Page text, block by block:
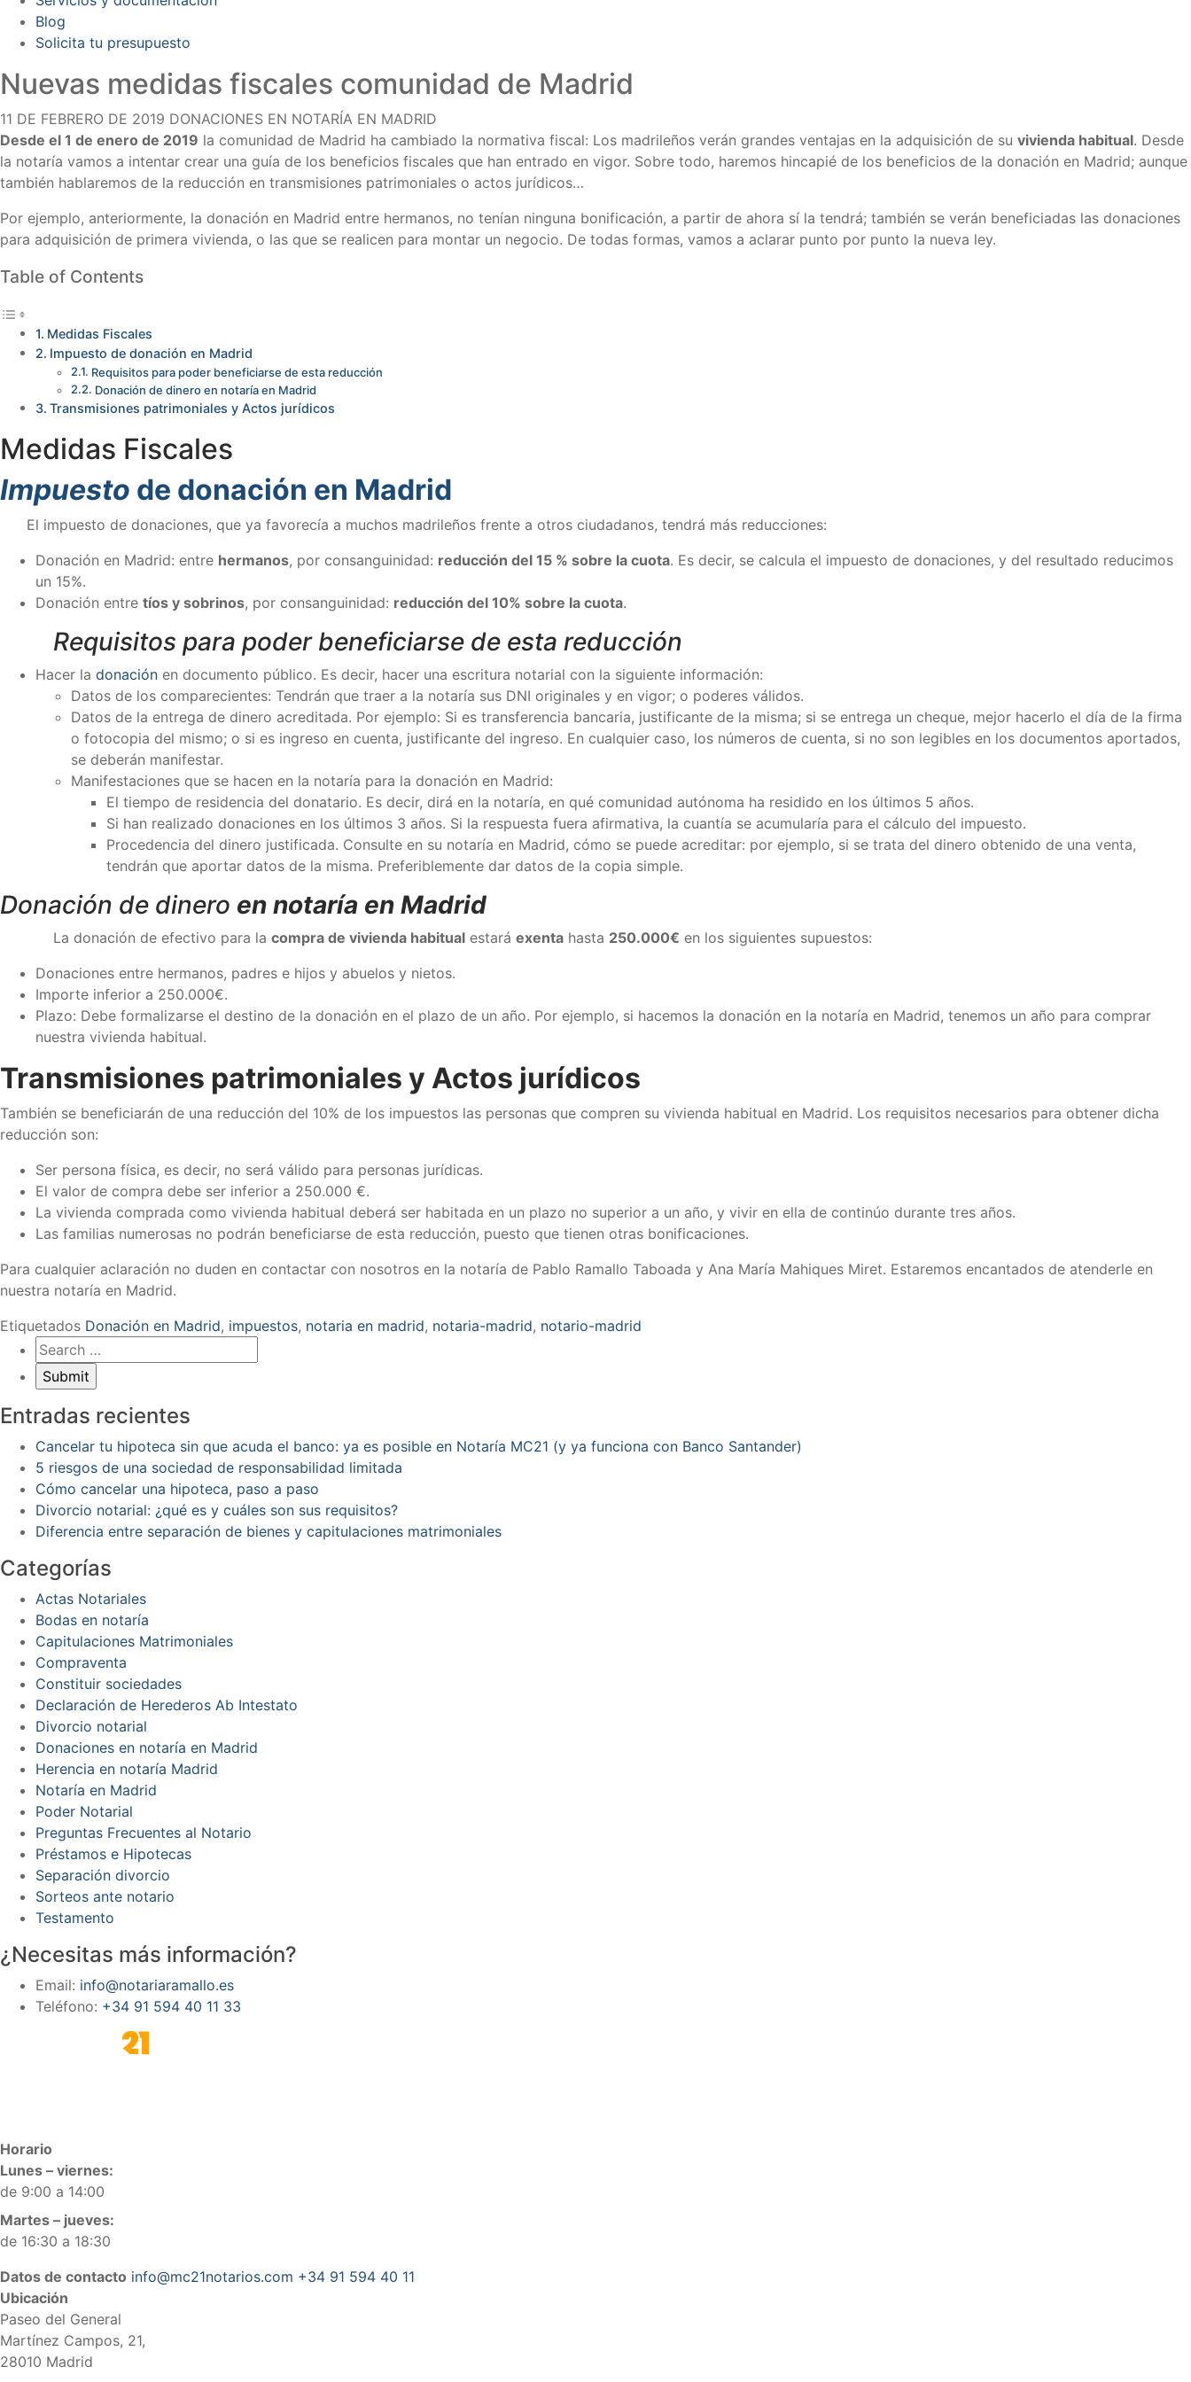
Blog
Solicita tu presupuesto
Nuevas medidas fiscales comunidad de Madrid
11 DE FEBRERO DE 2019 DONACIONES EN NOTARÍA EN MADRID
Desde el 1 de enero de 2019 la comunidad de Madrid ha cambiado la normativa fiscal: Los madrileños verán grandes ventajas en la adquisición de su vivienda habitual. Desde
la notaría vamos a intentar crear una guía de los beneficios fiscales que han entrado en vigor. Sobre todo, haremos hincapié de los beneficios de la donación en Madrid; aunque
también hablaremos de la reducción en transmisiones patrimoniales o actos jurídicos…
Por ejemplo, anteriormente, la donación en Madrid entre hermanos, no tenían ninguna bonificación, a partir de ahora sí la tendrá; también se verán beneficiadas las donaciones
para adquisición de primera vivienda, o las que se realicen para montar un negocio. De todas formas, vamos a aclarar punto por punto la nueva ley.
Table of Contents
Medidas Fiscales
Impuesto de donación en Madrid
Requisitos para poder beneficiarse de esta reducción
Donación de dinero en notaría en Madrid
Transmisiones patrimoniales y Actos jurídicos
Medidas Fiscales
Impuesto de donación en Madrid
El impuesto de donaciones, que ya favorecía a muchos madrileños frente a otros ciudadanos, tendrá más reducciones:
Donación en Madrid: entre hermanos, por consanguinidad: reducción del 15 % sobre la cuota. Es decir, se calcula el impuesto de donaciones, y del resultado reducimos
un 15%.
Donación entre tíos y sobrinos, por consanguinidad: reducción del 10% sobre la cuota.
Requisitos para poder beneficiarse de esta reducción
Hacer la donación en documento público. Es decir, hacer una escritura notarial con la siguiente información:
Datos de los comparecientes: Tendrán que traer a la notaría sus DNI originales y en vigor; o poderes válidos.
Datos de la entrega de dinero acreditada. Por ejemplo: Si es transferencia bancaria, justificante de la misma; si se entrega un cheque, mejor hacerlo el día de la firma
o fotocopia del mismo; o si es ingreso en cuenta, justificante del ingreso. En cualquier caso, los números de cuenta, si no son legibles en los documentos aportados,
se deberán manifestar.
Manifestaciones que se hacen en la notaría para la donación en Madrid:
El tiempo de residencia del donatario. Es decir, dirá en la notaría, en qué comunidad autónoma ha residido en los últimos 5 años.
Si han realizado donaciones en los últimos 3 años. Si la respuesta fuera afirmativa, la cuantía se acumularía para el cálculo del impuesto.
Procedencia del dinero justificada. Consulte en su notaría en Madrid, cómo se puede acreditar: por ejemplo, si se trata del dinero obtenido de una venta,
tendrán que aportar datos de la misma. Preferiblemente dar datos de la copia simple.
Donación de dinero en notaría en Madrid
La donación de efectivo para la compra de vivienda habitual estará exenta hasta 250.000€ en los siguientes supuestos:
Donaciones entre hermanos, padres e hijos y abuelos y nietos.
Importe inferior a 250.000€.
Plazo: Debe formalizarse el destino de la donación en el plazo de un año. Por ejemplo, si hacemos la donación en la notaría en Madrid, tenemos un año para comprar
nuestra vivienda habitual.
Transmisiones patrimoniales y Actos jurídicos
También se beneficiarán de una reducción del 10% de los impuestos las personas que compren su vivienda habitual en Madrid. Los requisitos necesarios para obtener dicha
reducción son:
Ser persona física, es decir, no será válido para personas jurídicas.
El valor de compra debe ser inferior a 250.000 €.
La vivienda comprada como vivienda habitual deberá ser habitada en un plazo no superior a un año, y vivir en ella de continúo durante tres años.
Las familias numerosas no podrán beneficiarse de esta reducción, puesto que tienen otras bonificaciones.
Para cualquier aclaración no duden en contactar con nosotros en la notaría de Pablo Ramallo Taboada y Ana María Mahiques Miret. Estaremos encantados de atenderle en
nuestra notaría en Madrid.
Etiquetados Donación en Madrid, impuestos, notaria en madrid, notaria-madrid, notario-madrid
Entradas recientes
Cancelar tu hipoteca sin que acuda el banco: ya es posible en Notaría MC21 (y ya funciona con Banco Santander)
5 riesgos de una sociedad de responsabilidad limitada
Cómo cancelar una hipoteca, paso a paso
Divorcio notarial: ¿qué es y cuáles son sus requisitos?
Diferencia entre separación de bienes y capitulaciones matrimoniales
Categorías
Actas Notariales
Bodas en notaría
Capitulaciones Matrimoniales
Compraventa
Constituir sociedades
Declaración de Herederos Ab Intestato
Divorcio notarial
Donaciones en notaría en Madrid
Herencia en notaría Madrid
Notaría en Madrid
Poder Notarial
Preguntas Frecuentes al Notario
Préstamos e Hipotecas
Separación divorcio
Sorteos ante notario
Testamento
¿Necesitas más información?
Email: info@notariaramallo.es
Teléfono: +34 91 594 40 11 33
Horario
Lunes – viernes:
de 9:00 a 14:00
Martes – jueves:
de 16:30 a 18:30
Datos de contacto info@mc21notarios.com +34 91 594 40 11
Ubicación
Paseo del General
Martínez Campos, 21,
28010 Madrid